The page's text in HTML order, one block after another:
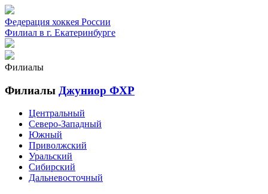
Федерация хоккея России
Филиал в г. Екатеринбурге
Филиалы
Филиалы Джуниор ФХР
Центральный
Северо-Западный
Южный
Приволжский
Уральский
Сибирский
Дальневосточный